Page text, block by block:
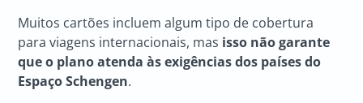
Muitos cartões incluem algum tipo de cobertura
para viagens internacionais, mas isso não garante
que o plano atenda às exigências dos países do
Espaço Schengen.